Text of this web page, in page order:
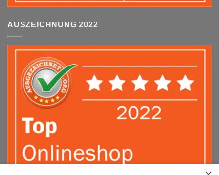
AUSZEICHNUNG 2022